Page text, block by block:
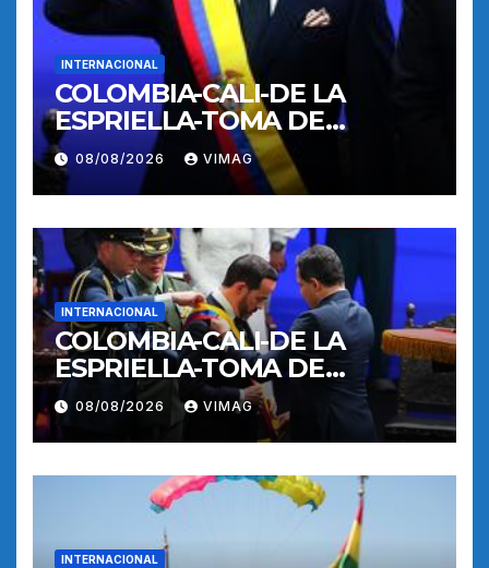
INTERNACIONAL
COLOMBIA-CALI-DE LA
ESPRIELLA-TOMA DE
POSESION
08/08/2026 VIMAG
INTERNACIONAL
COLOMBIA-CALI-DE LA
ESPRIELLA-TOMA DE
POSESION
08/08/2026 VIMAG
INTERNACIONAL